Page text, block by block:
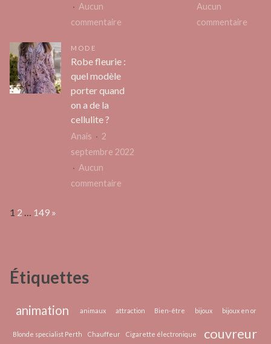
Aucun
commentaire
qu’il
consommation
Aucun
commentaire
MODE
Robe fleurie :
quel modèle
porter quand
on a de la
cellulite ?
Anais
2
septembre 2022
Aucun
commentaire
on
de
Page:
1 2 149 Next
»
Étiquettes
animation animaux attraction Bien-être bijoux bijoux en or
Blonde specialist Perth Chauffeur Cigarette électronique couvreur